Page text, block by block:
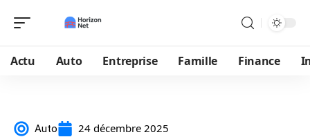
Actu Auto Entreprise Famille Finance
Auto 24 décembre 2025